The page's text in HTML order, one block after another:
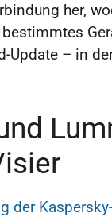
her,
Update – in
der